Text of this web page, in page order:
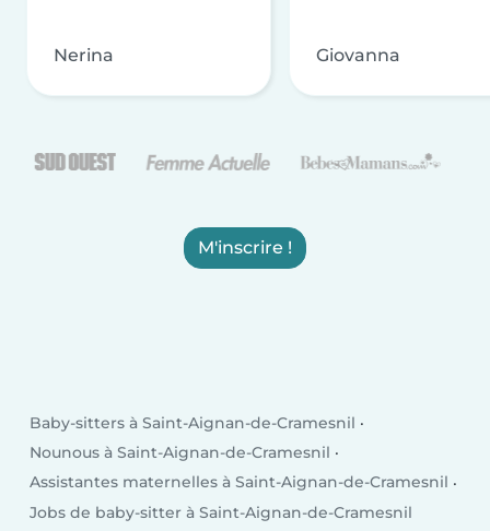
Nerina Giovanna
M'inscrire !
Baby-sitters à Saint-Aignan-de-Cramesnil
Nounous à Saint-Aignan-de-Cramesnil
Assistantes maternelles à Saint-Aignan-de-Cramesnil
Jobs de baby-sitter à Saint-Aignan-de-Cramesnil